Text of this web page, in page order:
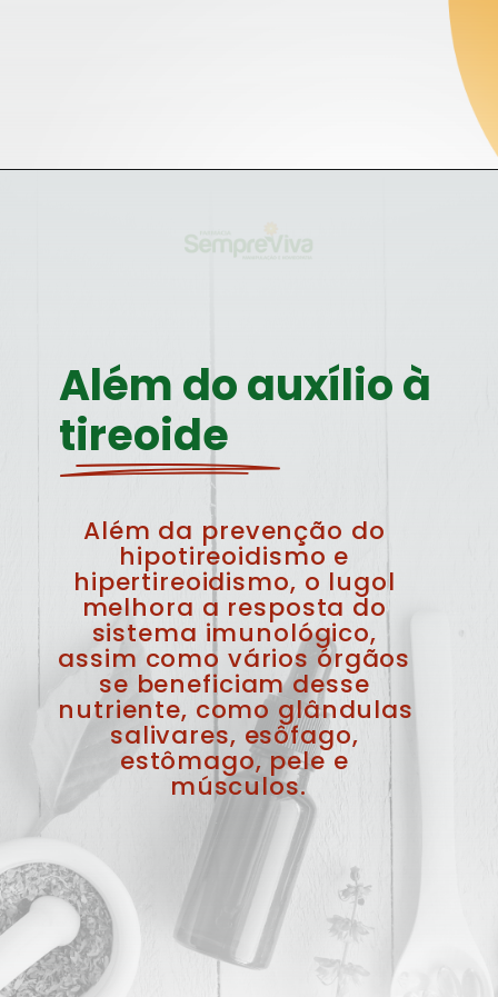
Além do auxílio à
tireoide
Além da prevenção do
hipotireoidismo e
hipertireoidismo, o lugol
melhora a resposta do
sistema imunológico,
assim como vários órgãos
se beneficiam desse
nutriente, como glândulas
salivares, esôfago,
estômago, pele e
músculos.